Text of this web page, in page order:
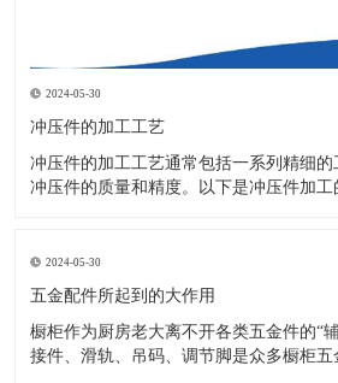
2024-05-30
冲压件的加工工艺
冲压件的加工工艺通常包括一系列精细
冲压件的质量和精度。以下是冲压件加工的主要
开料与落料：在图纸上标注尺寸后，根据
材。然
2024-05-30
五金配件所起到的大作用
橱柜作为厨房老大离不开各类五金件的“
接件、滑轨、吊码、调节脚是众多橱柜五